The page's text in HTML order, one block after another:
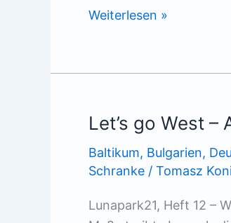
Atakas
dem
Weiterlesen »
Let’s go West
Baltikum, Bulgarien,
Schranke / Tomasz
Lunapark21, Heft 12 –